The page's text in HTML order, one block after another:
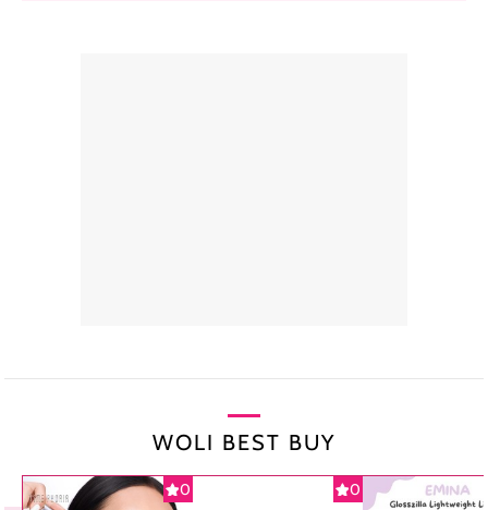
WOLI BEST BUY
0 0